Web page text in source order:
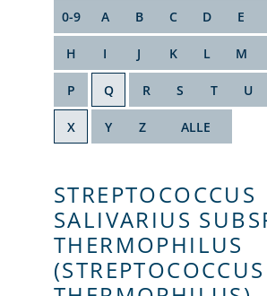
0-9 A B C D E
H I J K L M
P Q R S T U
X Y Z ALLE
STREPTOCOCCUS
SALIVARIUS
THERMOPHILUS
(STREPTOCOCCUS